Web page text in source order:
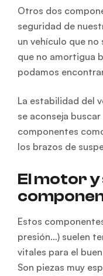
Otros dos
seguridad de
un vehículo que
que no amortigua
podamos
La estabilidad del
se aconseja
componentes
los brazos de
El motor y
Estos
presión…) suelen
vitales para el
Son piezas muy